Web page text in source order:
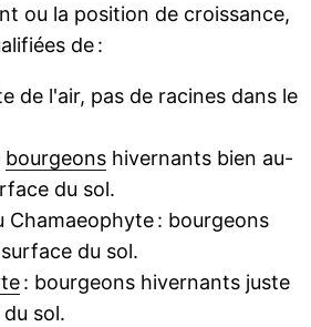
ou la position de croissance,
de :
de l'air, pas de racines dans le
bourgeonshivernants bien au-
du sol.
Chamaeophyte : bourgeons
du sol.
: bourgeons hivernants juste
sol.